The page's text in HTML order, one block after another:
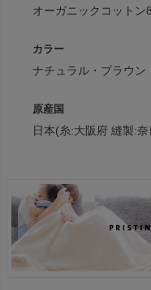
オーガニックコット
カラー
ナチュラル・ブラウン
原産国
日本(糸:大阪府 縫製:奈